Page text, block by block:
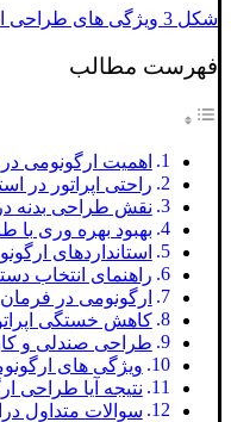
شکل 3 ویژگی ‌های طراحی ارگونومیک
فهرست مطالب
اهمیت ارگونومی
راحتی اپراتور در
نقش طراحی بدنه
بهبود بهره‌ وری
استانداردهای
راهنمای انتخاب
ارگونومی در
کاهش خستگی
طراحی صندلی و
ویژگی ‌های
نتیجه آیا طراحی
سوالات متداول